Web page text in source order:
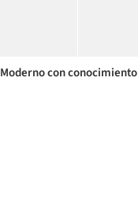
Moderno con conocimiento